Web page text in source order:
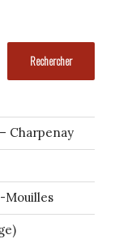
Rechercher
Charpenay
Mouilles